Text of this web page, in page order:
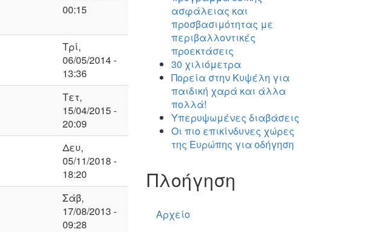
00:15
Τρί,
06/05/2014 -
13:36
Τετ,
15/04/2015 -
20:09
Δευ,
05/11/2018 -
18:20
Σάβ,
17/08/2013 -
09:28
ασφάλειας και
προσβασιμότητας με
περιβαλλοντικές
προεκτάσεις
30 χιλιόμετρα
Πορεία στην Κυψέλη για
παιδική χαρά και άλλα
πολλά!
Υπερυψωμένες διαβάσεις
Οι πιο επικίνδυνες χώρες
της Ευρώπης για οδήγηση
Πλοήγηση
Αρχείο